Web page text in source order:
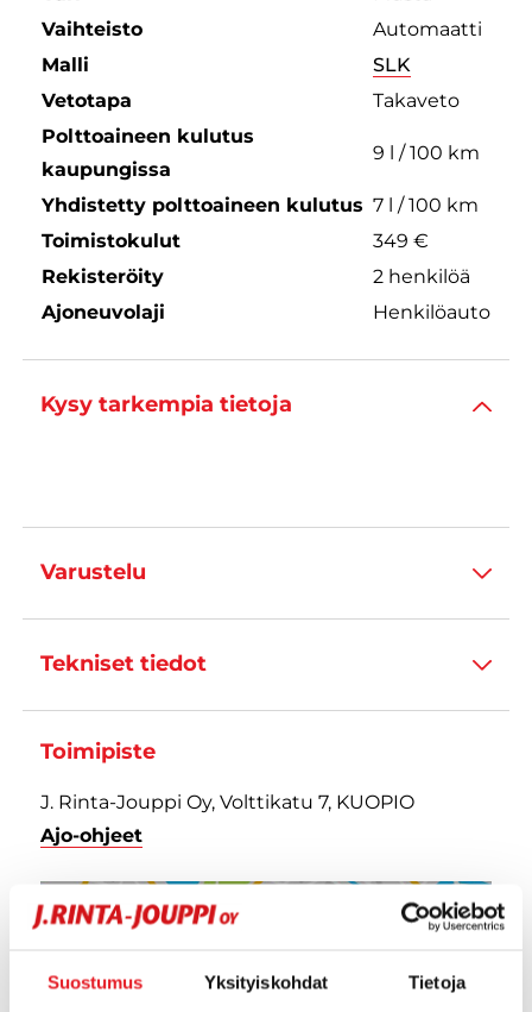
Suostumus Yksityiskohdat Tietoja
Vaihteisto
Automaatti
Malli
SLK
Vetotapa
Takaveto
Polttoaineen kulutus
kaupungissa
9 l / 100 km
Yhdistetty polttoaineen kulutus 7 l / 100 km
Toimistokulut
349 €
Rekisteröity
2 henkilöä
Ajoneuvolaji
Henkilöauto
Kysy tarkempia tietoja
Varustelu
Tekniset tiedot
Toimipiste
J. Rinta-Jouppi Oy, Volttikatu 7, KUOPIO
Ajo-ohjeet
NÄYTÄ KARTTA